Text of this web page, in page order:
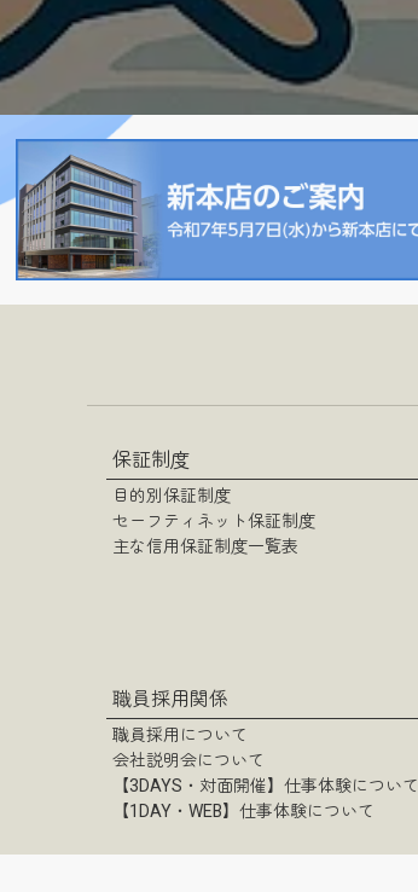
保証制度
目的別保証制度
セーフティネット保証制度
主な信用保証制度一覧表
職員採用関係
職員採用について
会社説明会について
【3DAYS・対面開催】仕事体験について
【1DAY・WEB】仕事体験について